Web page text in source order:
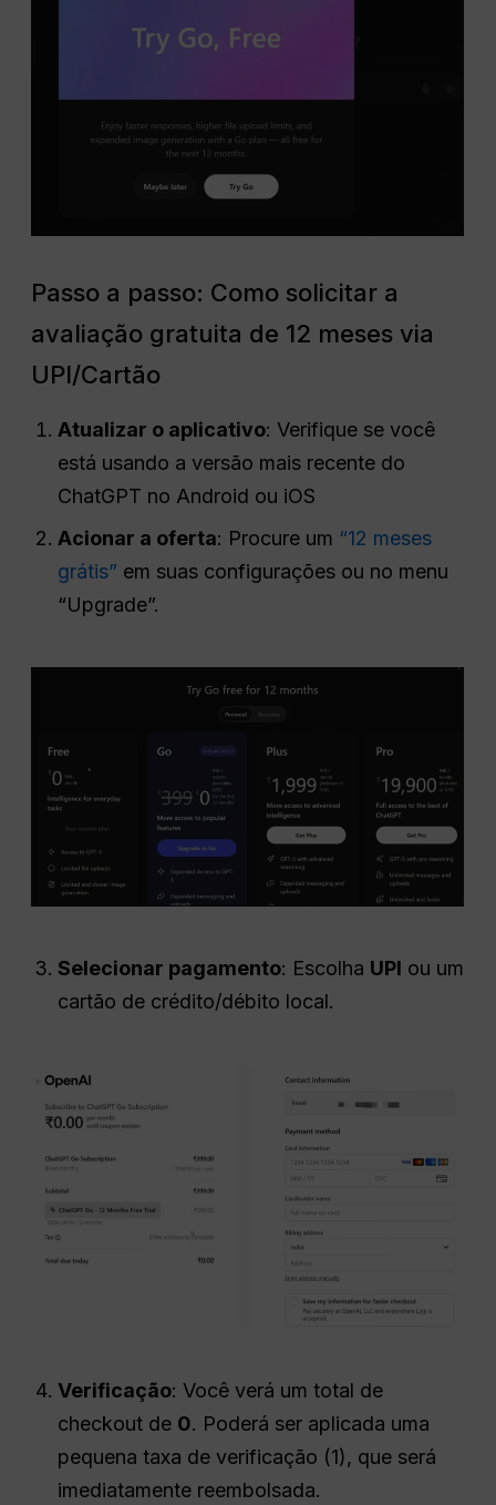
Passo a passo: Como solicitar a
avaliação gratuita de 12 meses via
UPI/Cartão
Atualizar o aplicativo: Verifique se você
está usando a versão mais recente do
ChatGPT no Android ou iOS
Acionar a oferta: Procure um “12 meses
grátis” em suas configurações ou no menu
“Upgrade”.
Selecionar pagamento: Escolha UPI ou um
cartão de crédito/débito local.
Verificação: Você verá um total de
checkout de ₹0. Poderá ser aplicada uma
pequena taxa de verificação (₹1), que será
imediatamente reembolsada.